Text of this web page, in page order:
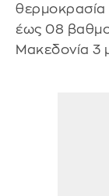
θερμοκρασία
έως 08
Μακεδονία 3